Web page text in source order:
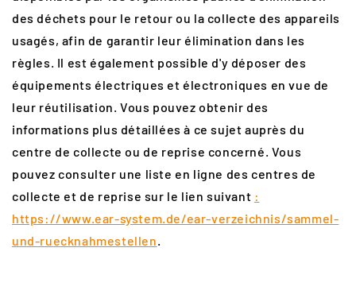
des déchets pour le retour ou la collecte des appareils
usagés, afin de garantir leur élimination dans les
règles. Il est également possible d'y déposer des
équipements électriques et électroniques en vue de
leur réutilisation. Vous pouvez obtenir des
informations plus détaillées à ce sujet auprès du
centre de collecte ou de reprise concerné. Vous
pouvez consulter une liste en ligne des centres de
collecte et de reprise sur le lien suivant :
https://www.ear-system.de/ear-verzeichnis/sammel-
und-ruecknahmestellen.